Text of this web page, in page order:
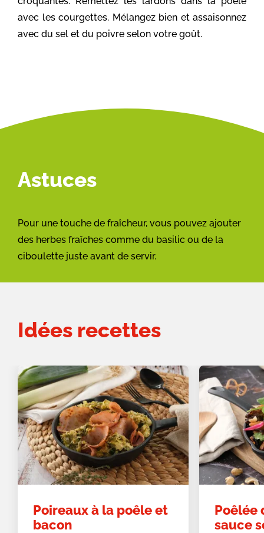
avec les courgettes. Mélangez bien et assaisonnez
avec du sel et du poivre selon votre goût.
Astuces
Pour une touche de fraîcheur, vous pouvez ajouter
des herbes fraîches comme du basilic ou de la
ciboulette juste avant de servir.
Idées recettes
Poireaux à la poêle et
bacon
Poêlée
sauce